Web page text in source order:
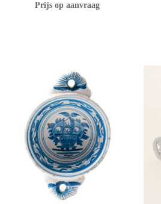
Prijs op aanvraag